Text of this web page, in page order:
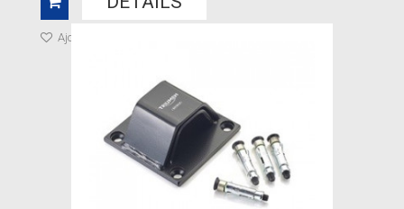
Ajouter à ma liste de cadeaux